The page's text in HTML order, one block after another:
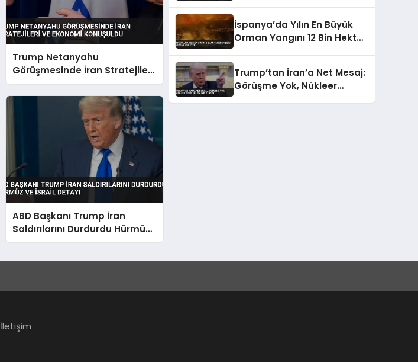
Trump Netanyahu
Görüşmesinde İran Stratejileri
ve Ekonomi Konuşuldu
ABD Başkanı Trump İran
Saldırılarını Durdurdu Hürmüz
ve İsrail Detayı
İspanya’da Yılın En Büyük
Orman Yangını 12 Bin Hektarı
Trump’tan İran’a Net Mesaj:
Görüşme Yok, Nükleer
İletişim